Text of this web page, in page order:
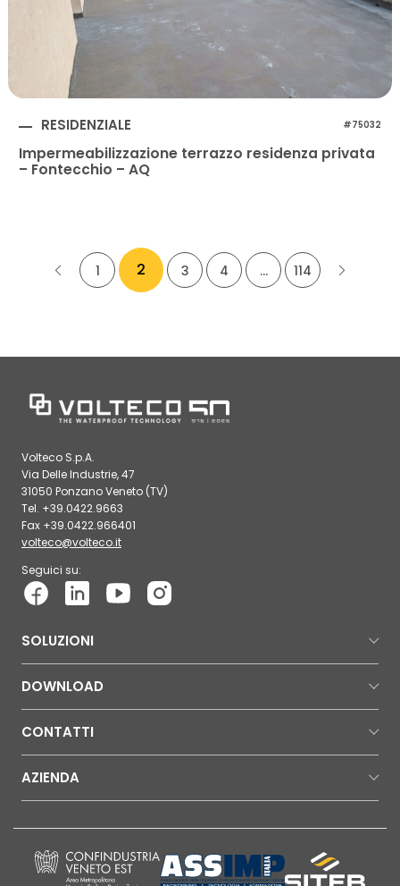
RESIDENZIALE #75032
Impermeabilizzazione terrazzo residenza privata
– Fontecchio – AQ
1 2 3 4 … 114
Volteco S.p.A.
Via Delle Industrie, 47
31050 Ponzano Veneto (TV)
Tel. +39.0422.9663
Fax +39.0422.966401
volteco@volteco.it
Seguici su:
SOLUZIONI
DOWNLOAD
CONTATTI
AZIENDA